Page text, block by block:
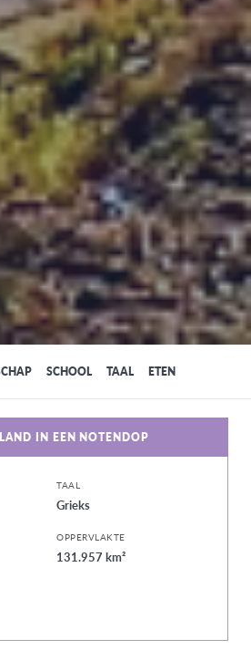
SCHOOL TAAL ETEN
IN EEN NOTENDOP
TAAL
Grieks
OPPERVLAKTE
131.957 km²